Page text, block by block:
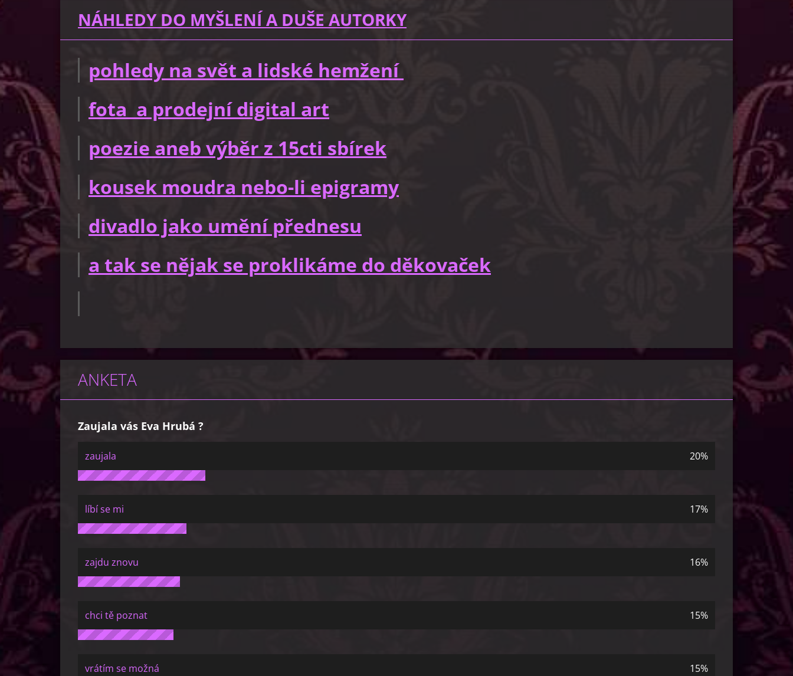
NÁHLEDY DO MYŠLENÍ A DUŠE AUTORKY
pohledy na svět a lidské hemžení
fota a prodejní digital art
poezie aneb výběr z 15cti sbírek
kousek moudra nebo-li epigramy
divadlo jako umění přednesu
a tak se nějak se proklikáme do děkovaček
ANKETA
Zaujala vás Eva Hrubá ?
zaujala 20%
líbí se mi 17%
zajdu znovu 16%
chci tě poznat 15%
vrátím se možná 15%